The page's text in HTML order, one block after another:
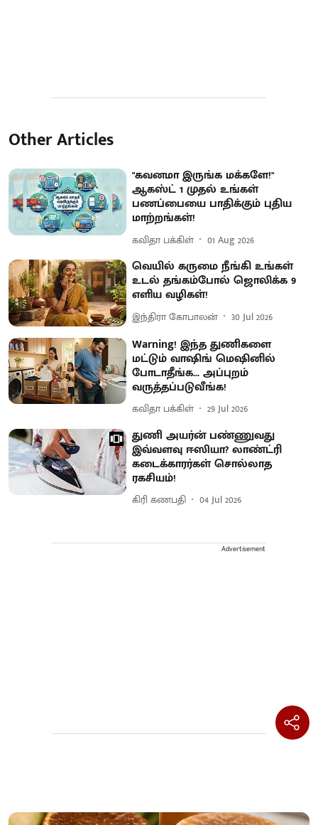
Other Articles
"கவனமா இருங்க மக்களே!"
ஆகஸ்ட் 1 முதல் உங்கள்
பணப்பையை பாதிக்கும் புதிய
மாற்றங்கள்!
கவிதா பக்கிள் 01 Aug 2026
வெயில் கருமை நீங்கி உங்கள்
உடல் தங்கம்போல் ஜொலிக்க 9
எளிய வழிகள்!
இந்திரா கோபாலன் 30 Jul 2026
Warning! இந்த துணிகளை
மட்டும் வாஷிங் மெஷினில்
போடாதீங்க... அப்புறம்
வருத்தப்படுவீங்க!
கவிதா பக்கிள் 29 Jul 2026
துணி அயர்ன் பண்ணுவது
இவ்வளவு ஈஸியா? லாண்ட்ரி
கடைக்காரர்கள் சொல்லாத
ரகசியம்!
கிரி கணபதி 04 Jul 2026
Advertisement